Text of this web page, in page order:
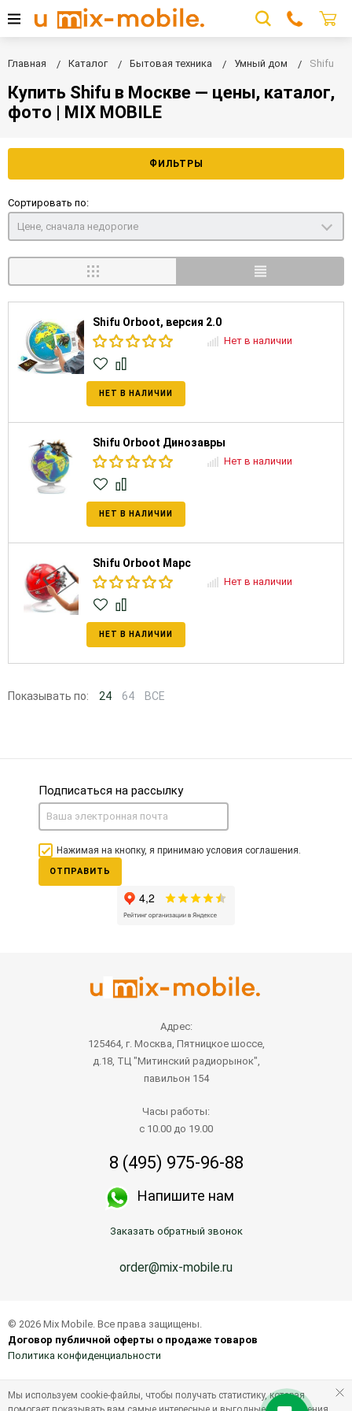
Главная Каталог Бытовая техника Умный дом Shifu
Купить Shifu в Москве — цены, каталог,
фото | MIX MOBILE
ФИЛЬТРЫ
Сортировать по:
Цене, сначала недорогие
Shifu Orboot, версия 2.0
Нет в наличии
НЕТ В НАЛИЧИИ
Shifu Orboot Динозавры
Нет в наличии
НЕТ В НАЛИЧИИ
Shifu Orboot Марс
Нет в наличии
НЕТ В НАЛИЧИИ
Показывать по: 24 64 ВСЕ
Подписаться на рассылку
Нажимая на кнопку, я принимаю условия соглашения.
ОТПРАВИТЬ
Адрес:
125464, г. Москва, Пятницкое шоссе,
д.18, ТЦ "Митинский радиорынок",
павильон 154
Часы работы:
с 10.00 до 19.00
8 (495) 975-96-88
Напишите нам
Заказать обратный звонок
order@mix-mobile.ru
© 2026 Mix Mobile. Все права защищены.
Договор публичной оферты о продаже товаров
Политика конфиденциальности
Мы используем cookie-файлы, чтобы получать статистику, которая